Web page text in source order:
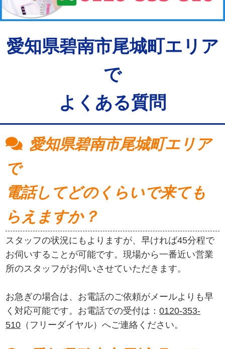
愛知県碧南市尾城町エリア
で
よくある質問
愛知県碧南市尾城町エリア
で
電話してどのくらいで来ても
らえますか？
スタッフの状況にもよりますが、早ければ45分程で
お伺いすることが可能です。現場から一番近い営業
所のスタッフがお伺いさせていただきます。
お急ぎの場合は、お電話のご依頼がメールよりも早
く対応可能です。お電話での受付は：0120-353-
510 （フリーダイヤル）へご連絡ください。